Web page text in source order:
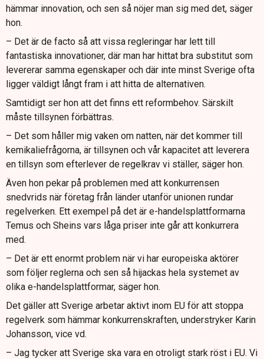
hämmar innovation, och sen så nöjer man sig med det, säger
hon.
– Det är de facto så att vissa regleringar har lett till
fantastiska innovationer, där man har hittat bra substitut som
levererar samma egenskaper och där inte minst Sverige ofta
ligger väldigt långt fram i att hitta de alternativen.
Samtidigt ser hon att det finns ett reformbehov. Särskilt
måste tillsynen förbättras.
– Det som håller mig vaken om natten, när det kommer till
kemikaliefrågorna, är tillsynen och vår kapacitet att leverera
en tillsyn som efterlever de regelkrav vi ställer, säger hon.
Även hon pekar på problemen med att konkurrensen
snedvrids när företag från länder utanför unionen rundar
regelverken. Ett exempel på det är e-handelsplattformarna
Temus och Sheins vars låga priser inte går att konkurrera
med.
– Det är ett enormt problem när vi har europeiska aktörer
som följer reglerna och sen så hijackas hela systemet av
olika e-handelsplattformar, säger hon.
Det gäller att Sverige arbetar aktivt inom EU för att stoppa
regelverk som hämmar konkurrenskraften, understryker Karin
Johansson, vice vd.
– Jag tycker att Sverige ska vara en otroligt stark röst i EU. Vi